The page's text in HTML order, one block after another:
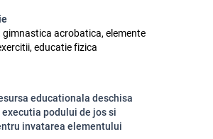
gimnastica acrobatica, elemente
educatie fizica
educationala deschisa
podului de jos si
invatarea elementului